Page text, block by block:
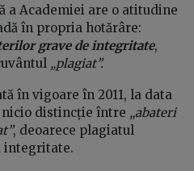
a Academiei are o atitudine
în propria hotărâre:
grave de integritate,
„plagiat”.
în vigoare în 2011, la data
distincție între „abateri
, deoarece plagiatul
integritate.